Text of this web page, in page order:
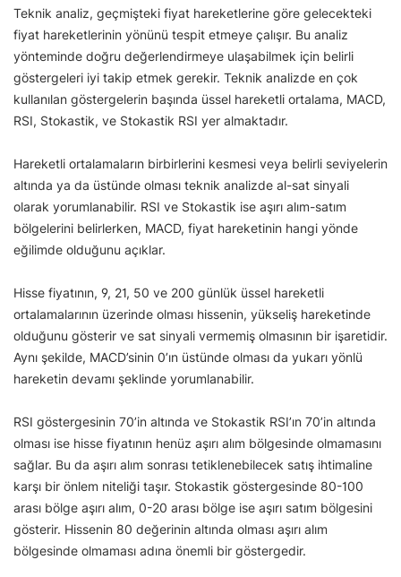
Teknik analiz, geçmişteki fiyat hareketlerine göre gelecekteki
fiyat hareketlerinin yönünü tespit etmeye çalışır. Bu analiz
yönteminde doğru değerlendirmeye ulaşabilmek için belirli
göstergeleri iyi takip etmek gerekir. Teknik analizde en çok
kullanılan göstergelerin başında üssel hareketli ortalama, MACD,
RSI, Stokastik, ve Stokastik RSI yer almaktadır.
Hareketli ortalamaların birbirlerini kesmesi veya belirli seviyelerin
altında ya da üstünde olması teknik analizde al-sat sinyali
olarak yorumlanabilir. RSI ve Stokastik ise aşırı alım-satım
bölgelerini belirlerken, MACD, fiyat hareketinin hangi yönde
eğilimde olduğunu açıklar.
Hisse fiyatının, 9, 21, 50 ve 200 günlük üssel hareketli
ortalamalarının üzerinde olması hissenin, yükseliş hareketinde
olduğunu gösterir ve sat sinyali vermemiş olmasının bir işaretidir.
Aynı şekilde, MACD’sinin 0’ın üstünde olması da yukarı yönlü
hareketin devamı şeklinde yorumlanabilir.
RSI göstergesinin 70’in altında ve Stokastik RSI’ın 70’in altında
olması ise hisse fiyatının henüz aşırı alım bölgesinde olmamasını
sağlar. Bu da aşırı alım sonrası tetiklenebilecek satış ihtimaline
karşı bir önlem niteliği taşır. Stokastik göstergesinde 80-100
arası bölge aşırı alım, 0-20 arası bölge ise aşırı satım bölgesini
gösterir. Hissenin 80 değerinin altında olması aşırı alım
bölgesinde olmaması adına önemli bir göstergedir.